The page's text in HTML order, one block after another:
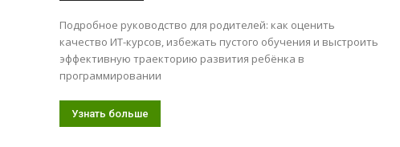
Подробное руководство для родителей: как оценить
качество ИТ-курсов, избежать пустого обучения и выстроить
эффективную траекторию развития ребёнка в
программировании
Узнать больше